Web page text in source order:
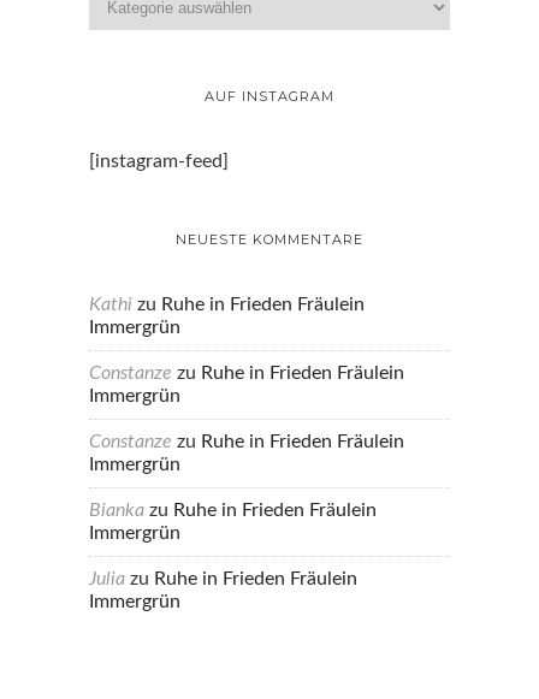
AUF INSTAGRAM
[instagram-feed]
NEUESTE KOMMENTARE
Kathi zu Ruhe in Frieden Fräulein
Immergrün
Constanze zu Ruhe in Frieden Fräulein
Immergrün
Constanze zu Ruhe in Frieden Fräulein
Immergrün
Bianka zu Ruhe in Frieden Fräulein
Immergrün
Julia zu Ruhe in Frieden Fräulein
Immergrün